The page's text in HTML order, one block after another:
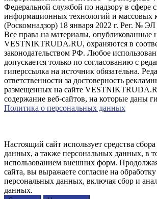
Федеральной службой по надзору в сфере
информационных технологий и массовых
(Роскомнадзор) 18 января 2022 г. Рег. №
Все права на материалы, опубликованные
VESTNIKTRUDA.RU, охраняются в
законодательством РФ. Любое
допускается только по согласованию с
гиперссылка на источник обязательна.
ответственности за достоверность
размещенных на сайте
содержание веб-сайтов, на которые даны
Политика о персональных данных
Настоящий сайт использует средства
данных, а также персональных данных, в
использованием внешних форм.
сайта, вы выражаете согласие на
персональных данных, включая сбор и
данных.